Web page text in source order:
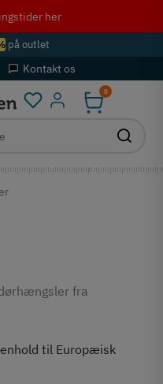
her
på outlet
Kontakt os
0
fra
til Europæisk